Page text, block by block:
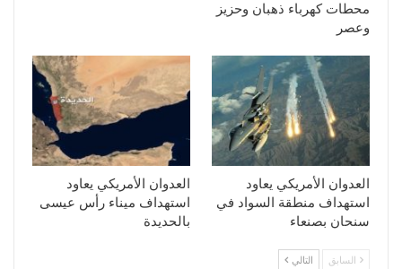
محطات كهرباء ذهبان وحزيز
وعصر
العدوان الأمريكي يعاود
استهداف منطقة السواد في
سنحان بصنعاء
العدوان الأمريكي يعاود
استهداف ميناء رأس عيسى
بالحديدة
السابق التالي